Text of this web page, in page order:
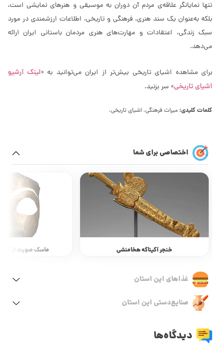
تنها نمایانگر علاقه‌ی مردم آن دوران به موسیقی و هنرهای نمایشی است،
بلکه به‌عنوان یک سند هنری، فرهنگی و تاریخی، اطلاعات ارزشمندی در مورد
سبک زندگی، اعتقادات و مهارت‌های هنری مردمان باستانی ایران ارائه
می‌دهد.
برای مشاهده اشیای تاریخی بیش‌تر از ایران می‌توانید به «لینک آرشیو
اشیای تاریخی» سر بزنید.
کلمات کلیدی: میراث فرهنگی، اشیای تاریخی،
اختصاصی برای شما
خنجر آکیناکه هخامنشی ماسک صورت از
غذاهای این استان
صنایع‌دستی این استان
دیدگاه‌ها